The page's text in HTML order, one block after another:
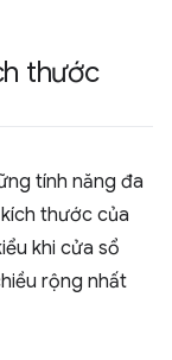
thước
tính năng đa
thước của
khi cửa sổ
rộng nhất